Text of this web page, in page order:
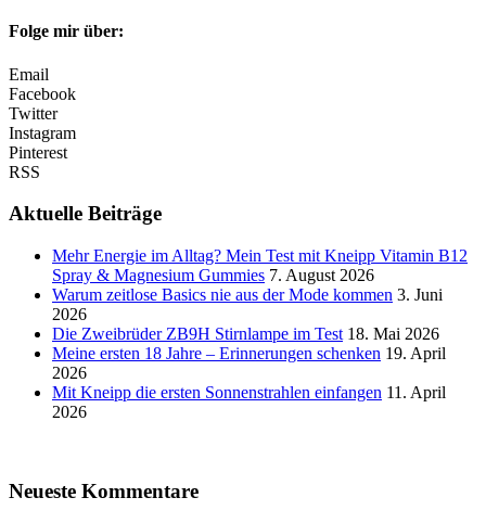
Folge mir über:
Email
Facebook
Twitter
Instagram
Pinterest
RSS
Aktuelle Beiträge
Mehr Energie im Alltag? Mein Test mit Kneipp Vitamin B12
Spray & Magnesium Gummies 7. August 2026
Warum zeitlose Basics nie aus der Mode kommen 3. Juni
2026
Die Zweibrüder ZB9H Stirnlampe im Test 18. Mai 2026
Meine ersten 18 Jahre – Erinnerungen schenken 19. April
2026
Mit Kneipp die ersten Sonnenstrahlen einfangen 11. April
2026
Neueste Kommentare